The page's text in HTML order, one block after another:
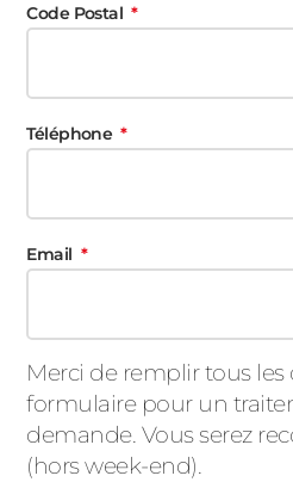
Code Postal
Téléphone
Email
Merci de remplir tous
formulaire pour un
demande. Vous serez
(hors week-end).